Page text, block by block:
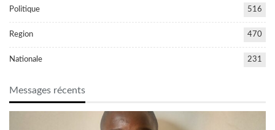
Politique 516
Region 470
Nationale 231
Messages récents